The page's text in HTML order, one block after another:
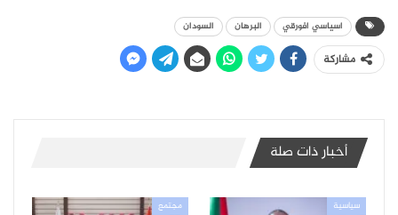
اسياسي افورقي البرهان السودان
مشاركة
أخبار ذات صلة
سياسية مجتمع